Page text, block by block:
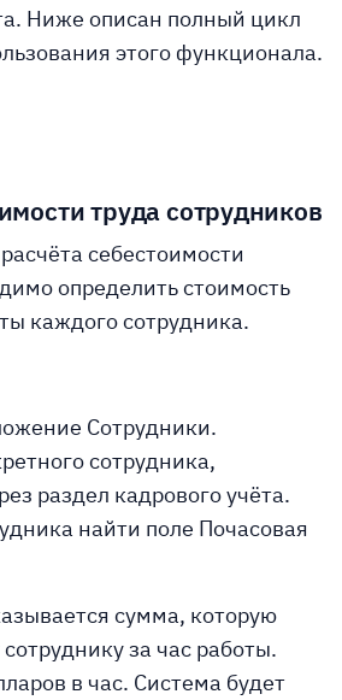
Ниже описан полный цикл
этого функционала.
труда сотрудников
себестоимости
определить стоимость
каждого сотрудника.
Сотрудники.
сотрудника,
раздел кадрового учёта.
найти поле Почасовая
сумма, которую
за час работы.
в час. Система будет